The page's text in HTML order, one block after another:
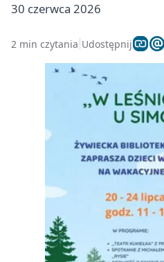
30 czerwca 2026
2 min czytania Udostępnij